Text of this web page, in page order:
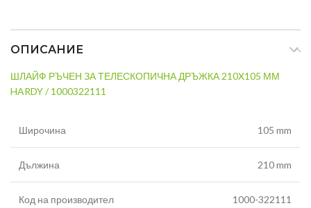
ОПИСАНИЕ
ШЛАЙФ РЪЧЕН ЗА ТЕЛЕСКОПИЧНА ДРЪЖКА 210X105 ММ
HARDY / 1000322111
Широчина 105 mm
Дължина 210 mm
Код на производител 1000-322111